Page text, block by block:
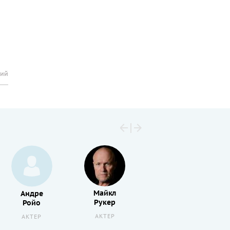
Андре
Ройо
АКТЕР
Майкл
Рукер
АКТЕР